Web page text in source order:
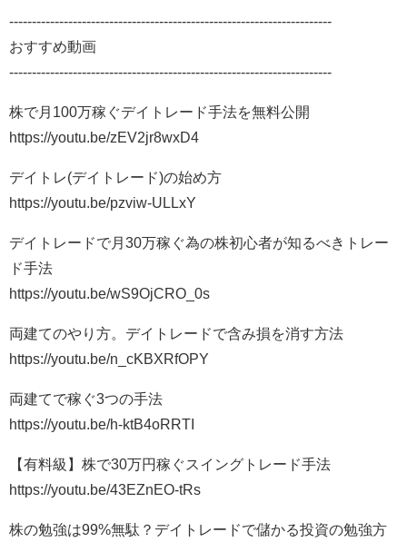
-----------------------------------------------------------------------
おすすめ動画
-----------------------------------------------------------------------
株で月100万稼ぐデイトレード手法を無料公開
https://youtu.be/zEV2jr8wxD4
デイトレ(デイトレード)の始め方
https://youtu.be/pzviw-ULLxY
デイトレードで月30万稼ぐ為の株初心者が知るべきトレー
ド手法
https://youtu.be/wS9OjCRO_0s
両建てのやり方。デイトレードで含み損を消す方法
https://youtu.be/n_cKBXRfOPY
両建てで稼ぐ3つの手法
https://youtu.be/h-ktB4oRRTI
【有料級】株で30万円稼ぐスイングトレード手法
https://youtu.be/43EZnEO-tRs
株の勉強は99%無駄？デイトレードで儲かる投資の勉強方